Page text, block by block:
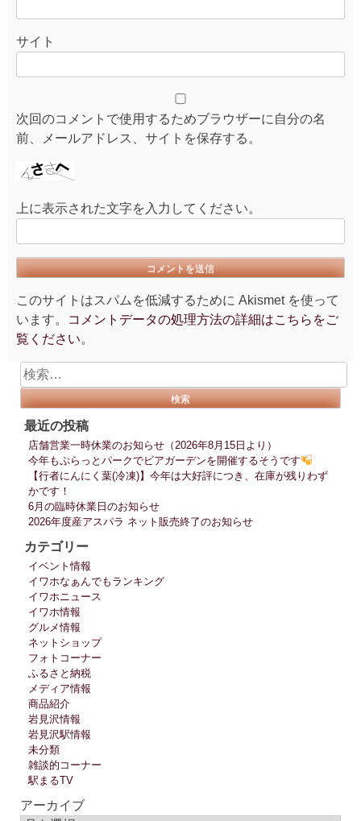
サイト
次回のコメントで使用するためブラウザーに自分の名
前、メールアドレス、サイトを保存する。
上に表示された文字を入力してください。
このサイトはスパムを低減するために Akismet を使って
います。
コメントデータの処理方法の詳細はこちらをご
覧ください。
検
索:
最近の投稿
店舗営業一時休業のお知らせ（2026年8月15日より）
今年もぷらっとパークでビアガーデンを開催するそうです
【行者にんにく葉(冷凍)】今年は大好評につき、在庫が残りわず
かです！
6月の臨時休業日のお知らせ
2026年度産アスパラ ネット販売終了のお知らせ
カテゴリー
イベント情報
イワホなぁんでもランキング
イワホニュース
イワホ情報
グルメ情報
ネットショップ
フォトコーナー
ふるさと納税
メディア情報
商品紹介
岩見沢情報
岩見沢駅情報
未分類
雑談的コーナー
駅まるTV
アーカイブ